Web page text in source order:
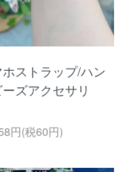
ストラップ/ハン
ズアクセサリ
円(税60円)